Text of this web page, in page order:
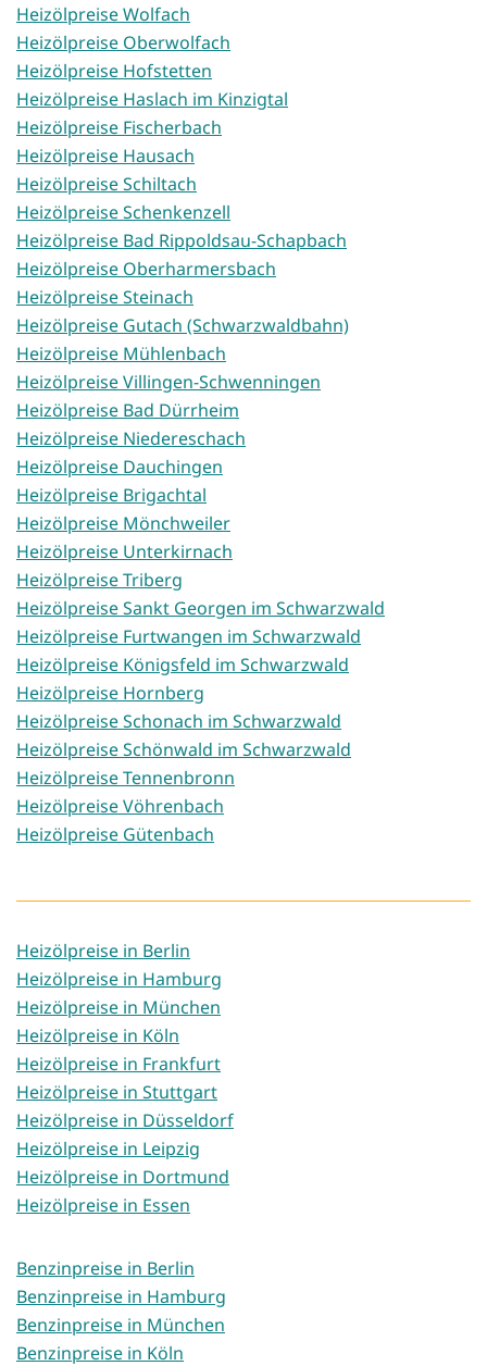
Heizölpreise Wolfach
Heizölpreise Oberwolfach
Heizölpreise Hofstetten
Heizölpreise Haslach im Kinzigtal
Heizölpreise Fischerbach
Heizölpreise Hausach
Heizölpreise Schiltach
Heizölpreise Schenkenzell
Heizölpreise Bad Rippoldsau-Schapbach
Heizölpreise Oberharmersbach
Heizölpreise Steinach
Heizölpreise Gutach (Schwarzwaldbahn)
Heizölpreise Mühlenbach
Heizölpreise Villingen-Schwenningen
Heizölpreise Bad Dürrheim
Heizölpreise Niedereschach
Heizölpreise Dauchingen
Heizölpreise Brigachtal
Heizölpreise Mönchweiler
Heizölpreise Unterkirnach
Heizölpreise Triberg
Heizölpreise Sankt Georgen im Schwarzwald
Heizölpreise Furtwangen im Schwarzwald
Heizölpreise Königsfeld im Schwarzwald
Heizölpreise Hornberg
Heizölpreise Schonach im Schwarzwald
Heizölpreise Schönwald im Schwarzwald
Heizölpreise Tennenbronn
Heizölpreise Vöhrenbach
Heizölpreise Gütenbach
Heizölpreise in Berlin
Heizölpreise in Hamburg
Heizölpreise in München
Heizölpreise in Köln
Heizölpreise in Frankfurt
Heizölpreise in Stuttgart
Heizölpreise in Düsseldorf
Heizölpreise in Leipzig
Heizölpreise in Dortmund
Heizölpreise in Essen
Benzinpreise in Berlin
Benzinpreise in Hamburg
Benzinpreise in München
Benzinpreise in Köln